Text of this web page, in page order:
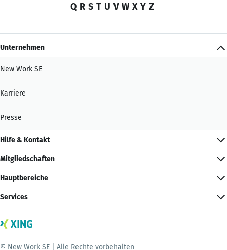
Q R S T U V W X Y Z
Unternehmen
New Work SE
Karriere
Presse
Hilfe & Kontakt
Mitgliedschaften
Hauptbereiche
Services
© New Work SE | Alle Rechte vorbehalten